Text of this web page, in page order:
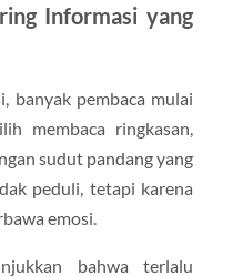
Informasi yang
banyak pembaca mulai
membaca ringkasan,
sudut pandang yang
peduli, tetapi karena
emosi.
bahwa terlalu